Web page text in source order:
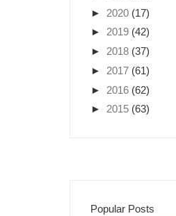
► 2020 (17)
► 2019 (42)
► 2018 (37)
► 2017 (61)
► 2016 (62)
► 2015 (63)
Popular Posts